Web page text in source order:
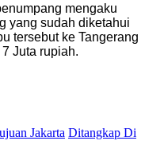
mengaku
yang sudah diketahui
tersebut ke Tangerang
Juta rupiah.
Jakarta Ditangkap Di